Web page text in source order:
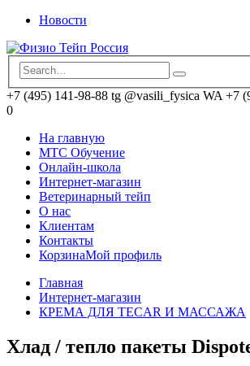
Новости
+7 (495) 141-98-88 tg @vasili_fysica WA +7
0
На главную
MTC Обучение
Онлайн-школа
Интернет-магазин
Ветеринарный тейп
О нас
Клиентам
Контакты
КорзинаМой профиль
Главная
Интернет-магазин
КРЕМА ДЛЯ TECAR И МАССАЖА
Хлад / тепло пакеты